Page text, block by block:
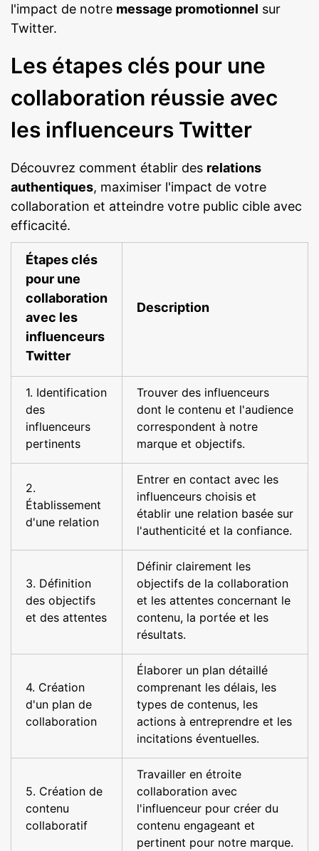
l'impact de notre message promotionnel sur
Twitter.
Les étapes clés pour une
collaboration réussie avec
les influenceurs Twitter
Découvrez comment établir des relations
authentiques, maximiser l'impact de votre
collaboration et atteindre votre public cible avec
efficacité.
Étapes clés
pour une
collaboration
avec les
influenceurs
Twitter
Description
1. Identification
des
influenceurs
pertinents
Trouver des influenceurs
dont le contenu et l'audience
correspondent à notre
marque et objectifs.
2.
Établissement
d'une relation
Entrer en contact avec les
influenceurs choisis et
établir une relation basée sur
l'authenticité et la confiance.
3. Définition
des objectifs
et des attentes
Définir clairement les
objectifs de la collaboration
et les attentes concernant le
contenu, la portée et les
résultats.
4. Création
d'un plan de
collaboration
Élaborer un plan détaillé
comprenant les délais, les
types de contenus, les
actions à entreprendre et les
incitations éventuelles.
5. Création de
contenu
collaboratif
Travailler en étroite
collaboration avec
l'influenceur pour créer du
contenu engageant et
pertinent pour notre marque.